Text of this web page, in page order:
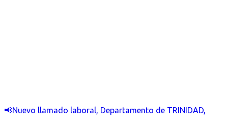
📢Nuevo llamado laboral, Departamento de TRINIDAD,